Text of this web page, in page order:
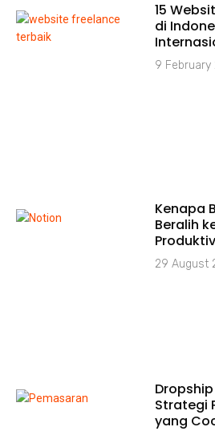
15
di
9 February
Kenapa
Beralih
29 August
Strategi
yang